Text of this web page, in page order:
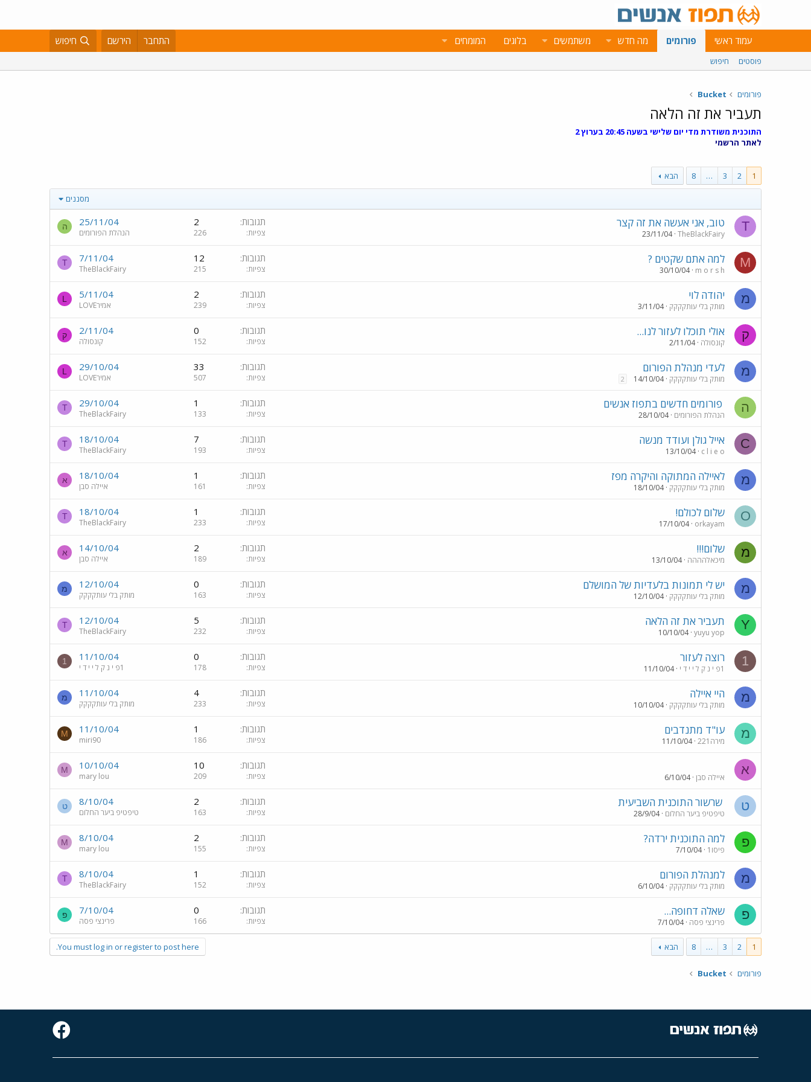
עמוד ראשי פורומים מה חדש משתמשים בלוגים המומחים התחבר הירשם חיפוש
פוסטים חיפוש
פורומים Bucket
תעביר את זה הלאה
התוכנית משודרת מדי יום שלישי בשעה 20:45 בערוץ 2
לאתר הרשמי
1
2
3
…
8 הבא
מסננים
T טוב, אני אעשה את זה קצר
TheBlackFairy
23/11/04
תגובות 2
צפיות 226
25/11/04
הנהלת הפורומים
ה
M למה אתם שקטים ?
m o r s h
30/10/04
תגובות 12
צפיות 215
7/11/04
TheBlackFairy
T
מ יהודה לוי
מותק בלי עותקקקק 3/11/04
תגובות 2
צפיות 239
5/11/04
LOVEאמיר
L
ק אולי תוכלו לעזור לנו...
קונסולה 2/11/04
תגובות 0
צפיות 152
2/11/04
קונסולה
ק
מ לעדי מנהלת הפורום
מותק בלי עותקקקק 14/10/04
2
תגובות 33
צפיות 507
29/10/04
LOVEאמיר
L
ה פורומים חדשים בתפוז אנשים
הנהלת הפורומים 28/10/04
תגובות 1
צפיות 133
29/10/04
TheBlackFairy
T
C אייל גולן ועודד מנשה
c l i e o
13/10/04
תגובות 7
צפיות 193
18/10/04
TheBlackFairy
T
מ לאיילה המתוקה והיקרה מפז
מותק בלי עותקקקק 18/10/04
תגובות 1
צפיות 161
18/10/04
איילה סבן
א
O שלום לכולם!
orkayam
17/10/04
תגובות 1
צפיות 233
18/10/04
TheBlackFairy
T
מ שלום!!!
מיכאלהההה 13/10/04
תגובות 2
צפיות 189
14/10/04
איילה סבן
א
מ יש לי תמונות בלעדיות של המושלם
מותק בלי עותקקקק 12/10/04
תגובות 0
צפיות 163
12/10/04
מותק בלי עותקקקק
מ
Y תעביר את זה הלאה
yuyu yop
10/10/04
תגובות 5
צפיות 232
12/10/04
TheBlackFairy
T
1 רוצה לעזור
1פ י נ ק ל י י ד י 11/10/04
תגובות 0
צפיות 178
11/10/04
1פ י נ ק ל י י ד י
1
מ היי איילה
מותק בלי עותקקקק 10/10/04
תגובות 4
צפיות 233
11/10/04
מותק בלי עותקקקק
מ
מ עו"ד מתנדבים
מירה221 11/10/04
תגובות 1
צפיות 186
11/10/04
miri90
M
א
איילה סבן 6/10/04
תגובות 10
צפיות 209
10/10/04
mary lou
M
ט שרשור התוכנית השביעית
טיפטיפ ביער החלום 28/9/04
תגובות 2
צפיות 163
8/10/04
טיפטיפ ביער החלום
ט
פ למה התוכנית ירדה?
פיסו1 7/10/04
תגובות 2
צפיות 155
8/10/04
mary lou
M
מ למנהלת הפורום
מותק בלי עותקקקק 6/10/04
תגובות 1
צפיות 152
8/10/04
TheBlackFairy
T
פ שאלה דחופה...
פרינצי פסה 7/10/04
תגובות 0
צפיות 166
7/10/04
פרינצי פסה
פ
1
2
3
…
8 הבא You must log in or register to post here.
פורומים Bucket